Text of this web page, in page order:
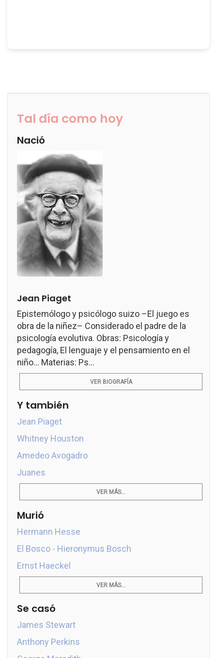
Tal día como hoy
Nació
Jean Piaget
Epistemólogo y psicólogo suizo –El juego es
obra de la niñez– Considerado el padre de la
psicología evolutiva. Obras: Psicología y
pedagogía, El lenguaje y el pensamiento en el
niño... Materias: Ps...
VER BIOGRAFÍA
Y también
Jean Piaget
Whitney Houston
Amedeo Avogadro
Juanes
VER MÁS...
Murió
Hermann Hesse
El Bosco - Hieronymus Bosch
Ernst Haeckel
VER MÁS...
Se casó
James Stewart
Anthony Perkins